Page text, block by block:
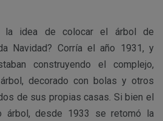
la idea de colocar el árbol de
Navidad? Corría el año 1931, y
construyendo el complejo,
decorado con bolas y otros
de sus propias casas. Si bien el
árbol, desde 1933 se retomó la